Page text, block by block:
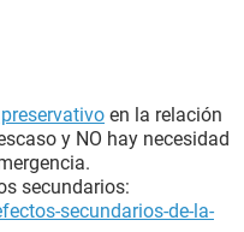
en la relación
y NO hay necesidad
secundarios:
secundarios-de-la-